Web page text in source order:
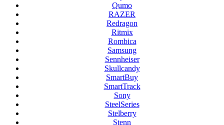
Qumo
RAZER
Redragon
Ritmix
Rombica
Samsung
Sennheiser
Skullcandy
SmartBuy
SmartTrack
Sony
SteelSeries
Stelberry
Stenn